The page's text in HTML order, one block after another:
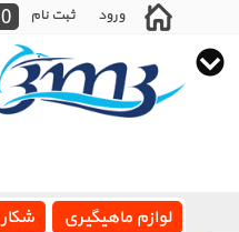
ورود ثبت نام 0
لوازم ماهیگیری شکار